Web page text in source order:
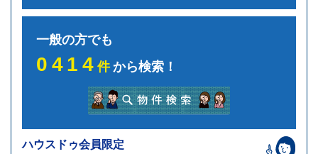
一般の方でも
0414件から検索！
ハウスドゥ会員限定